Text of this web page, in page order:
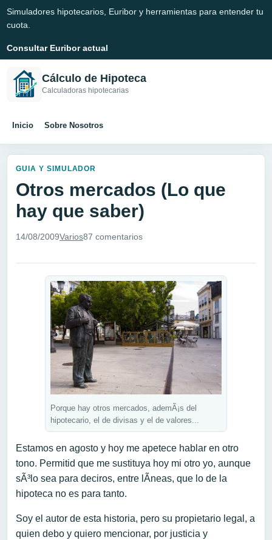
Simuladores hipotecarios, Euribor y herramientas para entender tu
cuota.
Consultar Euribor actual
Cálculo de Hipoteca
Calculadoras hipotecarias
Inicio Sobre Nosotros
GUIA Y SIMULADOR
Otros mercados (Lo que
hay que saber)
14/08/2009Varios87 comentarios
Porque hay otros mercados, ademÃ¡s del
hipotecario, el de divisas y el de valores...
Estamos en agosto y hoy me apetece hablar en otro
tono. Permitid que me sustituya hoy mi otro yo, aunque
sÃ³lo sea para deciros, entre lÃ­neas, que lo de la
hipoteca no es para tanto.
Soy el autor de esta historia, pero su propietario legal, a
quien debo y quiero mencionar, por justicia y